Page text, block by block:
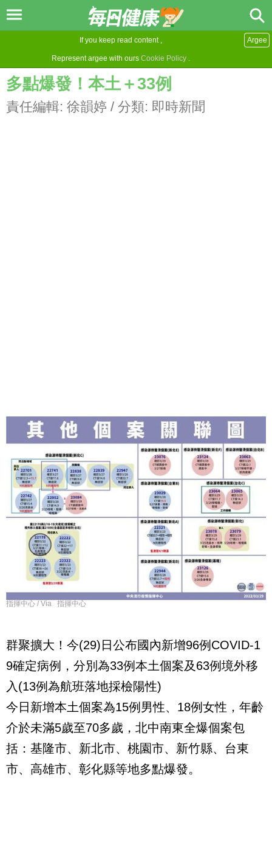
If you keep read content ,
Represent argee with ours Cookie Policy .
Argee
多點爆發！本土＋33例
責任編輯: 徐韻婷 / 分類: 即時新聞
指揮中心 / Via 指揮中心
群聚擴大！今(29)日公布國內新增96例COVID-1
9確定病例，分別為33例本土個案及63例境外移
入(13例為航班落地採檢陽性)
今日新增本土個案為15例男性、18例女性，年齡
介於未滿5歲至70多歲，北中南東全爆個案包
括：基隆市、新北市、桃園市、新竹縣、台東
市、高雄市、彰化縣等地多點爆發。